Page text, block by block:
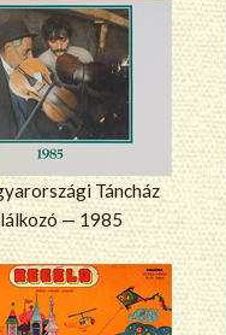
Táncház
— 1985